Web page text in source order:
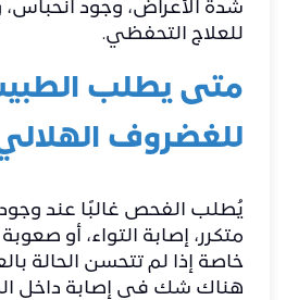
شدة الأعراض، وجود انحباس،
للعلاج التحفظي.
متى يطلب الطبيب
للغضروف
يُطلب الفحص غالبًا عند
متكرر، إصابة التواء، أو
خاصة إذا لم تتحسن الحالة
هناك شك في إصابة داخل